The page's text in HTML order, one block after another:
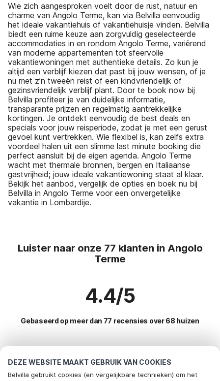
DEZE WEBSITE MAAKT GEBRUIK VAN COOKIES
Belvilla gebruikt cookies (en vergelijkbare technieken) om het
Wie zich aangesproken voelt door de rust, natuur en
charme van Angolo Terme, kan via Belvilla eenvoudig
het ideale vakantiehuis of vakantiehuisje vinden. Belvilla
biedt een ruime keuze aan zorgvuldig geselecteerde
accommodaties in en rondom Angolo Terme, variërend
van moderne appartementen tot sfeervolle
vakantiewoningen met authentieke details. Zo kun je
altijd een verblijf kiezen dat past bij jouw wensen, of je
nu met z’n tweeën reist of een kindvriendelijk of
gezinsvriendelijk verblijf plant. Door te book now bij
Belvilla profiteer je van duidelijke informatie,
transparante prijzen en regelmatig aantrekkelijke
kortingen. Je ontdekt eenvoudig de best deals en
specials voor jouw reisperiode, zodat je met een gerust
gevoel kunt vertrekken. Wie flexibel is, kan zelfs extra
voordeel halen uit een slimme last minute booking die
perfect aansluit bij de eigen agenda. Angolo Terme
wacht met thermale bronnen, bergen en Italiaanse
gastvrijheid; jouw ideale vakantiewoning staat al klaar.
Bekijk het aanbod, vergelijk de opties en boek nu bij
Belvilla in Angolo Terme voor een onvergetelijke
vakantie in Lombardije.
Luister naar onze 77 klanten in Angolo
Terme
4.4/5
Gebaseerd op meer dan 77 recensies over 68 huizen
Meest populaire bestemmingen voor
vakantie